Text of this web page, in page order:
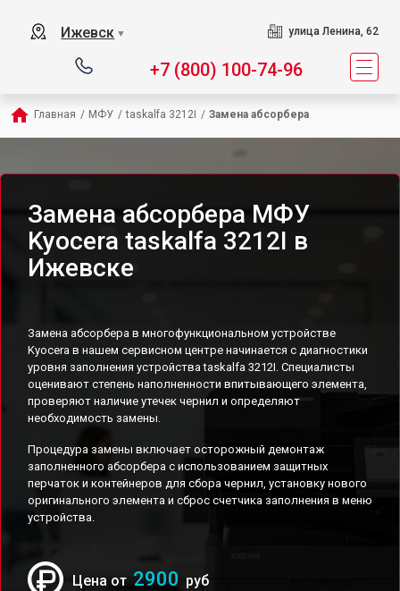
Ижевск ▼ улица Ленина, 62
+7 (800) 100-74-96
Главная / МФУ / taskalfa 3212I / Замена абсорбера
Замена абсорбера МФУ
Kyocera taskalfa 3212I в
Ижевске
Замена абсорбера в многофункциональном устройстве
Kyocera в нашем сервисном центре начинается с диагностики
уровня заполнения устройства taskalfa 3212I. Специалисты
оценивают степень наполненности впитывающего элемента,
проверяют наличие утечек чернил и определяют
необходимость замены.
Процедура замены включает осторожный демонтаж
заполненного абсорбера с использованием защитных
перчаток и контейнеров для сбора чернил, установку нового
оригинального элемента и сброс счетчика заполнения в меню
устройства.
Цена от 2900 руб